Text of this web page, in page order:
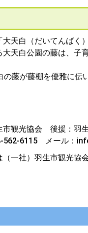
天白（だいてんばく
天白公園の藤は、子
藤が藤棚を優雅に伝
市観光協会 後援：羽
562-6115 メール：
一社）羽生市観光協